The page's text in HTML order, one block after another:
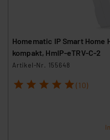
Homematic IP Smart
kompakt, HmIP-eTRV-C-2
Artikel-Nr. 155648
1 2 3 4 5 (10)